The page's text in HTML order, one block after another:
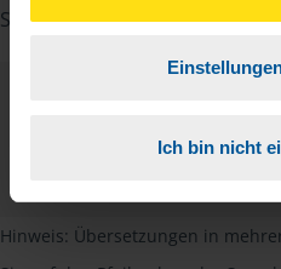
unserer
Ich bin nicht
Studenten sowie Rentner zur
Hinweis: Übersetzungen in